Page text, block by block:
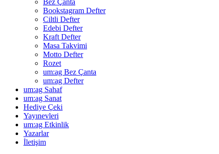
Bez Çanta
Bookstagram Defter
Ciltli Defter
Edebi Defter
Kraft Defter
Masa Takvimi
Motto Defter
Rozet
um:ag Bez Çanta
um:ag Defter
um:ag Sahaf
um:ag Sanat
Hediye Çeki
Yayınevleri
um:ag Etkinlik
Yazarlar
İletişim